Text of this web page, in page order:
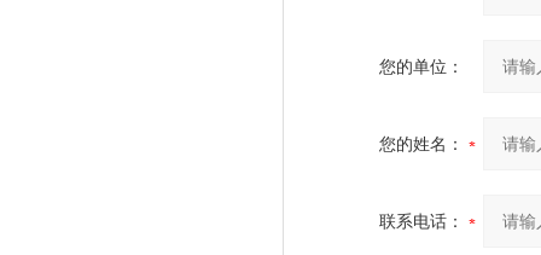
您的单位：
您的姓名：
联系电话：